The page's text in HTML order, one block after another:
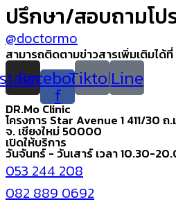
ปรึกษา/สอบถามโป
@doctormo
สามารถติดตามข่าวสารเพิ่มเติมได้ที่
Facebook-
f
TiktokLine
DR.Mo Clinic
โครงการ Star Avenue 1 411/30
จ. เชียงใหม่ 50000
เปิดให้บริการ
วันจันทร์ - วันเสาร์ เวลา 10.30-
053 244 208
082 889 0692